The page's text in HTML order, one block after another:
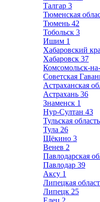
Талгар 3
Тюменская
Тюмень 42
Тобольск 3
Ишим 1
Хабаровский
Хабаровск 37
Комсомольск-
Советская
Астраханская
Астрахань 36
Знаменск 1
Нур-Султан 43
Тульская область
Тула 26
Щёкино 3
Венев 2
Павлодарская
Павлодар 39
Аксу 1
Липецкая
Липецк 25
Елец 2